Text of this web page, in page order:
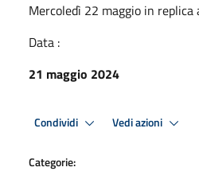
Mercoledì 22 maggio in replica
Data :
21 maggio 2024
Condividi Vedi azioni
Categorie: